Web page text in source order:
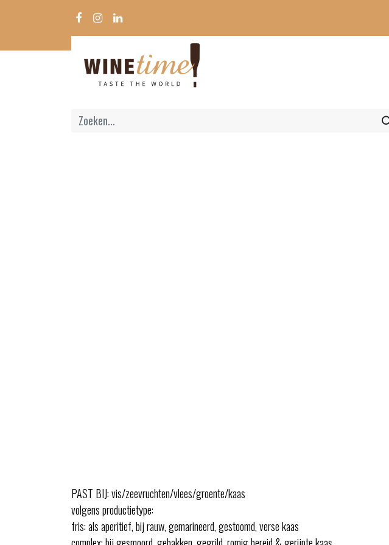
PAST BIJ: vis/zeevruchten/vlees/groente/kaas
volgens productietype:
fris: als aperitief, bij rauw, gemarineerd, gestoomd, verse kaas